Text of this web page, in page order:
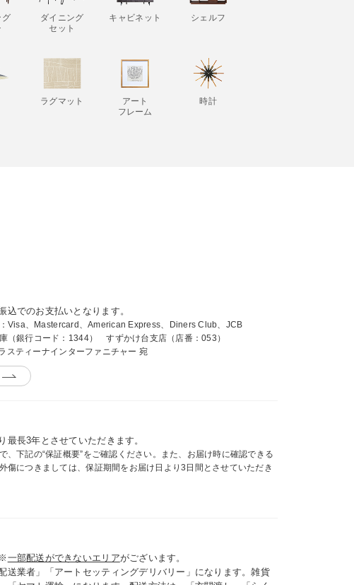
グ
ダイニング
セット
キャビネット シェルフ
ラグマット
アート
フレーム
時計
込でのお支払いとなります。
：Visa、Mastercard、American Express、Diners Club、JCB
（銀行コード：1344） すずかけ台支店（店番：053）
ティーナインターファニチャー 宛
最長3年とさせていただきます。
、下記の“保証概要”をご確認ください。また、お届け時に確認できる
傷につきましては、保証期間をお届け日より3日間とさせていただき
一部配送ができないエリアがございます。
送業者」「アートセッティングデリバリー」になります。雑貨